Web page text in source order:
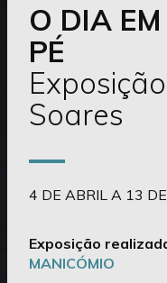
O DIA
PÉ
Soares
4 DE ABRIL A 13
Exposição
MANICÓMIO